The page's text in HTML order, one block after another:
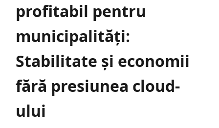
profitabil pentru
municipalități:
Stabilitate și economii
fără presiunea cloud-
ului